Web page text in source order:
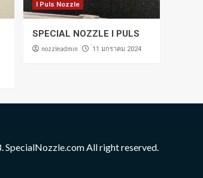
I Puls Nozzle
SPECIAL NOZZLE I PULS
nozzleadmin ่11 มกราคม 2024
All right reserved.